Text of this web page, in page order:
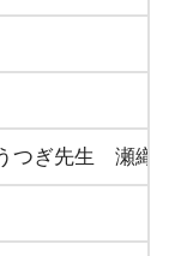
ング ゲッター
☆ナツ ナツ先生
土江 恵子先生
ぎ先生 瀬織